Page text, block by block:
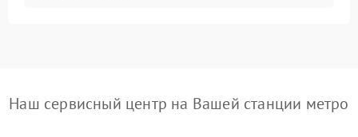
Наш сервисный центр на Вашей станции метро